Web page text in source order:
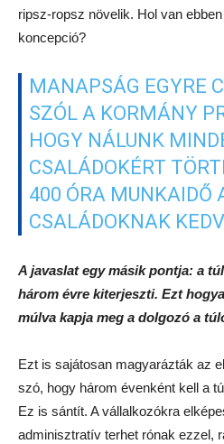
ripsz-ropsz növelik. Hol van
koncepció?
MANAPSÁG EGYRE
SZÓL A KORMÁNY
HOGY NÁLUNK
CSALÁDOKÉRT
400 ÓRA MUNKAIDŐ
CSALÁDOKNAK
A javaslat egy másik pontja: a
három évre kiterjeszti. Ezt
múlva kapja meg a dolgozó a
Ezt is sajátosan magyarázták az
szó, hogy három évenként kell a
Ez is sántít. A vállalkozókra
adminisztratív terhet rónak ezzel,